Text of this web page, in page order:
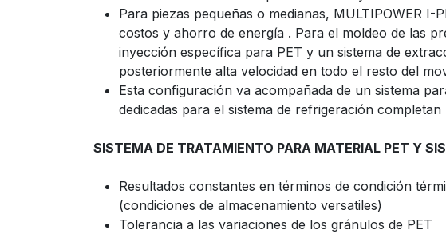
Para piezas pequeñas o medianas, MULTIPOWER
costos y ahorro de energía . Para el moldeo de las
inyección específica para PET y un sistema de
posteriormente alta velocidad en todo el resto del
Esta configuración va acompañada de un sistema
dedicadas para el sistema de refrigeración
SISTEMA DE TRATAMIENTO PARA MATERIAL PET Y
Resultados constantes en términos de condición
(condiciones de almacenamiento versatiles)
Tolerancia a las variaciones de los gránulos de PET